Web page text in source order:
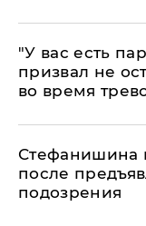
​"У вас есть
призвал не
во время
Стефанишина
после
подозрения